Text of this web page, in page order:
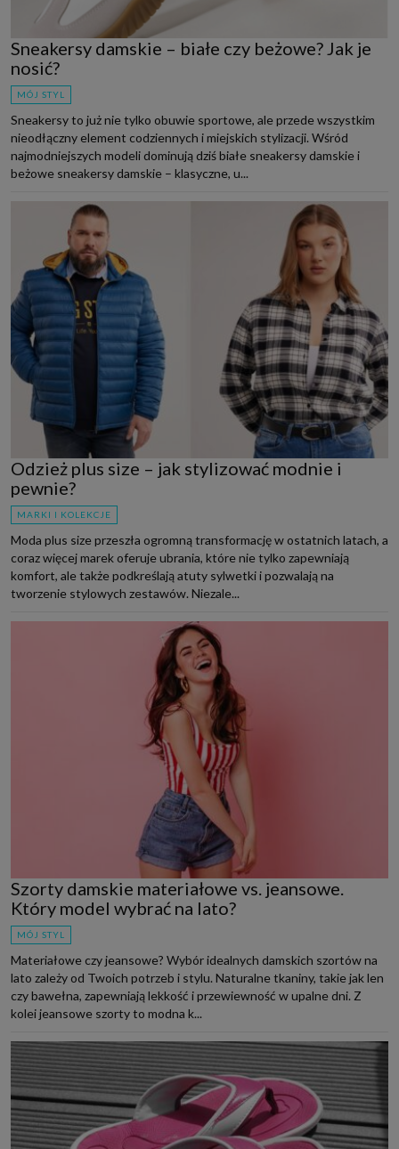
Sneakersy damskie – białe czy beżowe? Jak je
nosić?
MÓJ STYL
Sneakersy to już nie tylko obuwie sportowe, ale przede wszystkim
nieodłączny element codziennych i miejskich stylizacji. Wśród
najmodniejszych modeli dominują dziś białe sneakersy damskie i
beżowe sneakersy damskie – klasyczne, u...
Odzież plus size – jak stylizować modnie i
pewnie?
MARKI I KOLEKCJE
Moda plus size przeszła ogromną transformację w ostatnich latach, a
coraz więcej marek oferuje ubrania, które nie tylko zapewniają
komfort, ale także podkreślają atuty sylwetki i pozwalają na
tworzenie stylowych zestawów. Niezale...
Szorty damskie materiałowe vs. jeansowe.
Który model wybrać na lato?
MÓJ STYL
Materiałowe czy jeansowe? Wybór idealnych damskich szortów na
lato zależy od Twoich potrzeb i stylu. Naturalne tkaniny, takie jak len
czy bawełna, zapewniają lekkość i przewiewność w upalne dni. Z
kolei jeansowe szorty to modna k...